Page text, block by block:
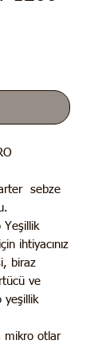
sebze
Yeşillik
ihtiyacınız
biraz
ve
yeşillik
mikro otlar